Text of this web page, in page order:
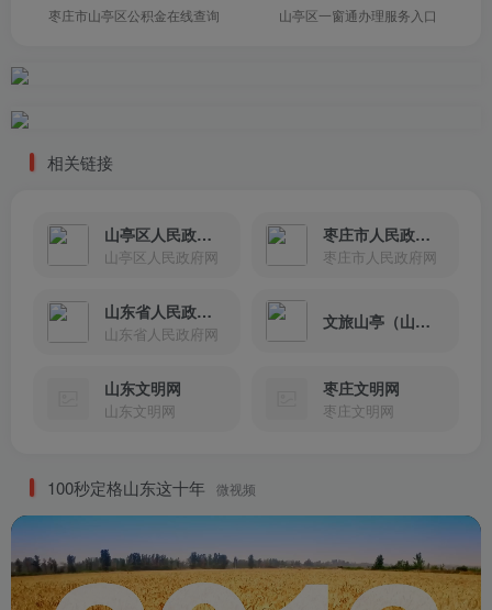
枣庄市山亭区公积金在线查询 山亭区一窗通办理服务入口
相关链接
山亭区人民政府网
山亭区人民政府网
枣庄市人民政府网
枣庄市人民政府网
山东省人民政府网
山东省人民政府网
文旅山亭（山亭文旅局）
山东文明网
山东文明网
枣庄文明网
枣庄文明网
100秒定格山东这十年 微视频